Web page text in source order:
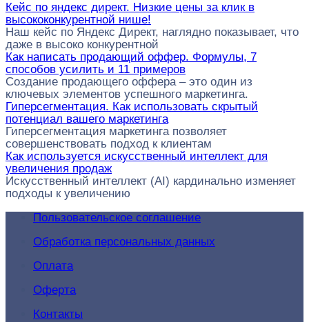
Кейс по яндекс директ. Низкие цены за клик в
высококонкурентной нише!
Наш кейс по Яндекс Директ, наглядно показывает, что
даже в высоко конкурентной
Как написать продающий оффер. Формулы, 7
способов усилить и 11 примеров
Создание продающего оффера – это один из
ключевых элементов успешного маркетинга.
Гиперсегментация. Как использовать скрытый
потенциал вашего маркетинга
Гиперсегментация маркетинга позволяет
совершенствовать подход к клиентам
Как используется искусственный интеллект для
увеличения продаж
Искусственный интеллект (AI) кардинально изменяет
подходы к увеличению
Пользовательское соглашение
Обработка персональных данных
Оплата
Оферта
Контакты